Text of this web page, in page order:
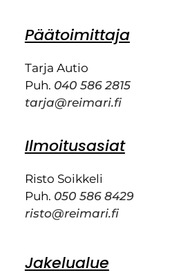
Päätoimittaja
Tarja Autio
Puh. 040 586 2815
tarja@reimari.fi
Ilmoitusasiat
Risto Soikkeli
Puh. 050 586 8429
risto@reimari.fi
Jakelualue